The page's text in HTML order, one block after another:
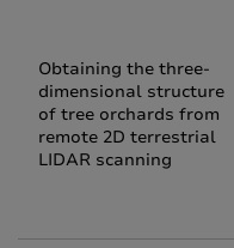
Obtaining the three-
dimensional structure
of tree orchards from
remote 2D terrestrial
LIDAR scanning